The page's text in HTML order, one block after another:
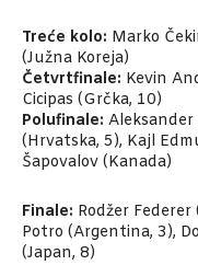
Treće kolo: Marko
(Južna Koreja)
Četvrtfinale: Kevin
Cicipas (Grčka, 10)
Polufinale: Aleksander
(Hrvatska, 5), Kajl
Šapovalov (Kanada)
Finale: Rodžer
Potro (Argentina, 3),
(Japan, 8)